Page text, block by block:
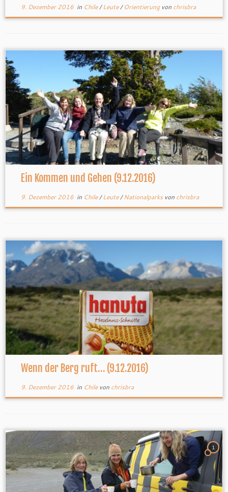
9. Dezember 2016in Chile/Leute/Orientierung von chrisbra
Ein Kommen und Gehen (9.12.2016)
9. Dezember 2016in Chile/Leute/Nationalparks von chrisbra
Wenn der Berg ruft… (9.12.2016)
9. Dezember 2016in Chile von chrisbra
1